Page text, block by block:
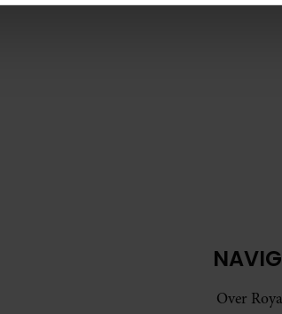
en advertenties te personaliseren, om
Ook delen we informatie over uw gebruik
Over